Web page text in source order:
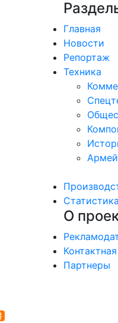
Главная
Новости
Репортаж
Техника
Статистика
О
Партнеры